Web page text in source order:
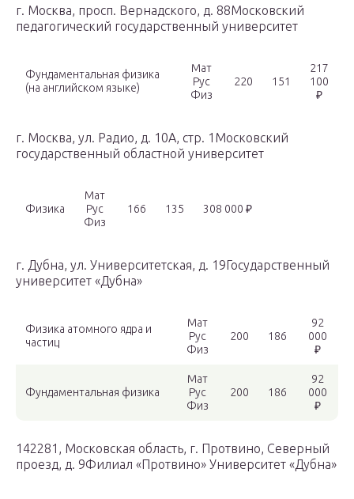
г. Москва, просп. Вернадского, д. 88Московский
педагогический государственный университет
Фундаментальная физика
(на английском языке)
Мат
Рус
Физ
220 151
217
100
₽
г. Москва, ул. Радио, д. 10А, стр. 1Московский
государственный областной университет
Физика
Мат
Рус
Физ
166 135 308 000 ₽
г. Дубна, ул. Университетская, д. 19Государственный
университет «Дубна»
Физика атомного ядра и
частиц
Мат
Рус
Физ
200 186
92
000
₽
Фундаментальная физика
Мат
Рус
Физ
200 186
92
000
₽
142281, Московская область, г. Протвино, Северный
проезд, д. 9Филиал «Протвино» Университет «Дубна»